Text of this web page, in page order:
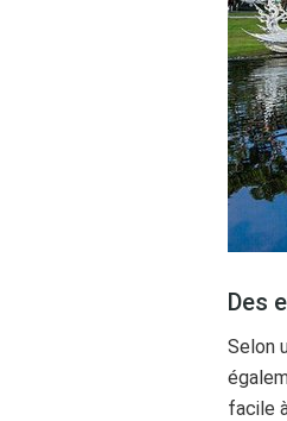
Des
Selon
facile